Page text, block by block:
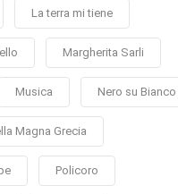
La terra mi tiene
Margherita Sarli
Musica Nero su Bianco
Magna Grecia
Policoro